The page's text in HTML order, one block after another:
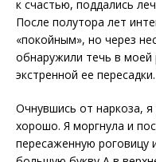
к счастью, поддались
После полутора лет
«покойным», но через
обнаружили течь в
экстренной ее пересадки.
Очнувшись от наркоза,
хорошо. Я моргнула и
пересаженную роговицу